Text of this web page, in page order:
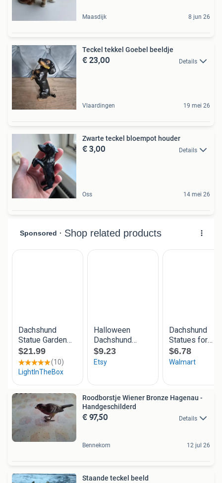
Maasdijk 8 jun 26
Teckel tekkel Goebel beeldje
€ 23,00 Details
Vlaardingen 19 mei 26
Zwarte teckel bloempot houder
€ 3,00 Details
Oss 14 mei 26
Roodborstje Wiener Bronze Hagenau -
Handgeschilderd
€ 97,50 Details
Bennekom 12 jul 26
Staande teckel beeld